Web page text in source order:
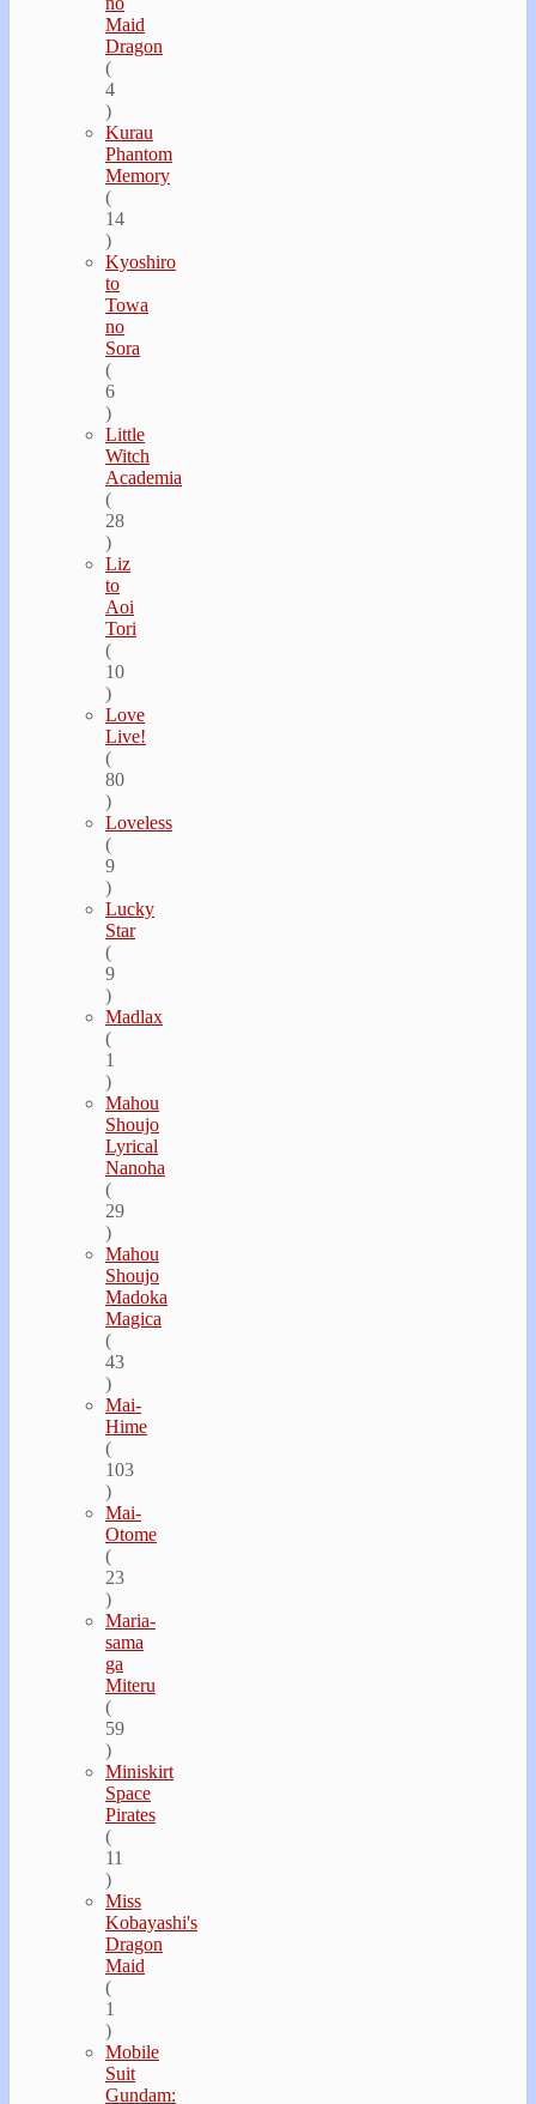
Maid
Dragon
(
4
)
Kurau
Phantom
Memory
(
14
)
Kyoshiro
to
Towa
no
Sora
(
6
)
Little
Witch
Academia
(
28
)
Liz
to
Aoi
Tori
(
10
)
Love
Live!
(
80
)
Loveless
(
9
)
Lucky
Star
(
9
)
Madlax
(
1
)
Mahou
Shoujo
Lyrical
Nanoha
(
29
)
Mahou
Shoujo
Madoka
Magica
(
43
)
Mai-
Hime
(
103
)
Mai-
Otome
(
23
)
Maria-
sama
ga
Miteru
(
59
)
Miniskirt
Space
Pirates
(
11
)
Miss
Kobayashi's
Dragon
Maid
(
1
)
Mobile
Suit
Gundam: